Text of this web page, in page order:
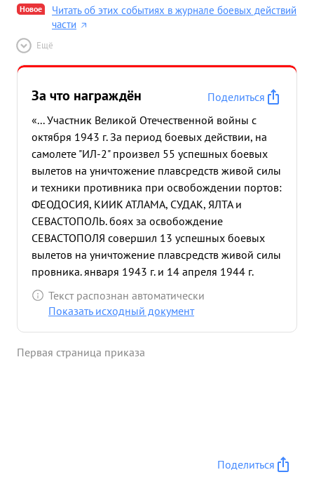
Новое
Читать об этих событиях в журнале боевых действий
части
Ещё
За что награждён
Поделиться
«... Участник Великой Отечественной войны с
октября 1943 г. За период боевых действии, на
самолете "ИЛ-2" произвел 55 успешных боевых
вылетов на уничтожение плавсредств живой силы
и техники противника при освобождении портов:
ФЕОДОСИЯ, КИИК АТЛАМА, СУДАК, ЯЛТА и
СЕВАСТОПОЛЬ. боях за освобождение
СЕВАСТОПОЛЯ совершил 13 успешных боевых
вылетов на уничтожение плавсредств живой силы
провника. января 1943 г. и 14 апреля 1944 г.
награжден Правительством двумя орденами
"КРАСНОЕ ЗНАМЯ". После награждения совершил
освобождение СЕВАСТОПОЛЯ. мая 1944 года,
противника типа Тамбург-138", стоявшие в бухте.
Текст распознан автоматически
Показать исходный документ
Первая страница приказа
Поделиться